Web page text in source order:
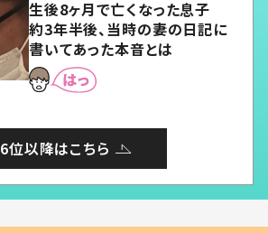
生後8ヶ月で亡くなった息子
約3年半後、当時の妻の日記に
書いてあった本音とは
6位以降はこちら